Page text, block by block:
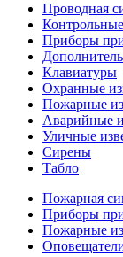
Проводная
Приборы
Клавиатуры
Охранные
Пожарные
Аварийные
Уличные
Сирены
Табло
Пожарная
Приборы
Пожарные